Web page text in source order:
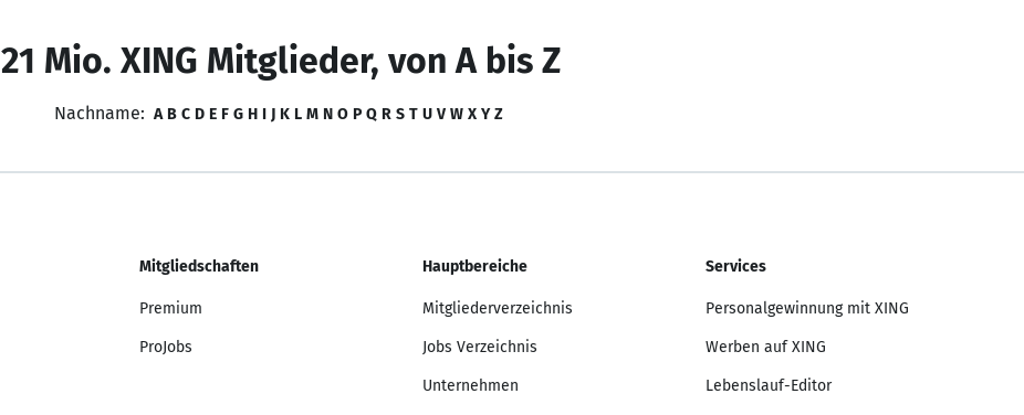
21 Mio. XING Mitglieder, von A bis Z
Nachname: A B C D E F G H I J K L M N O P Q R S T U V W X Y Z
Mitgliedschaften
Premium
ProJobs
Hauptbereiche
Mitgliederverzeichnis
Jobs Verzeichnis
Unternehmen
Services
Personalgewinnung mit XING
Werben auf XING
Lebenslauf-Editor